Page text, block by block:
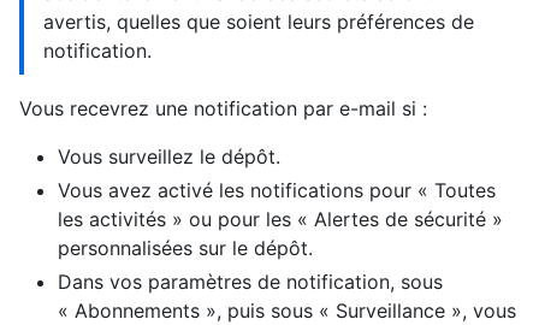
avertis, quelles que soient leurs préférences de
notification.
Vous recevrez une notification par e-mail si :
Vous surveillez le dépôt.
Vous avez activé les notifications pour « Toutes
les activités » ou pour les « Alertes de sécurité »
personnalisées sur le dépôt.
Dans vos paramètres de notification, sous
« Abonnements », puis sous « Surveillance », vous